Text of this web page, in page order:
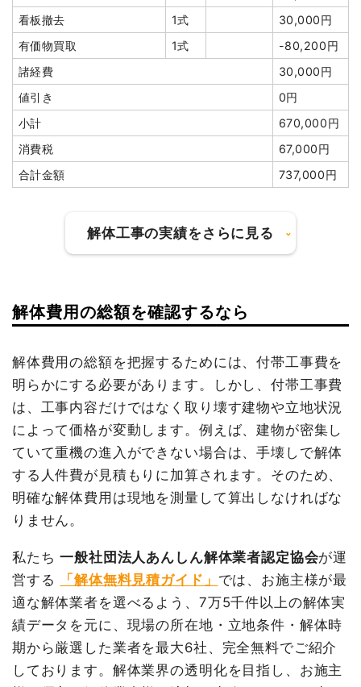
諸経費
230,000円
値引き
46,473円
小計
2,272,727
円
消費税
227,273円
合計金額
2,500,000
円
諸経費
280,000円
値引き
0円
小計
2,547,519円
消費税
254,752円
合計金額
2,802,271
円
看板撤去
1式
30,000円
有価物買取
1式
-80,200円
諸経費
30,000円
値引き
0円
小計
670,000円
消費税
67,000円
合計金額
737,000円
解体工事の実績をさらに見る
建物の種類/構造 内装解体倉庫1階建て
建物解体費用 38万円
総額 36万円
品名 数量 単価
金額
内装解体倉庫23坪1階建て
23坪 16,522円
380,000円
養生費
諸経費
0円
値引き
8,500円
小計
326,500円
消費税
33,500円
合計金額
360,000円
解体費用の総額を確認するなら
解体費用の総額を把握するためには、付帯工事費を
明らかにする必要があります。しかし、付帯工事費
は、工事内容だけではなく取り壊す建物や立地状況
によって価格が変動します。例えば、建物が密集し
ていて重機の進入ができない場合は、手壊しで解体
する人件費が見積もりに加算されます。そのため、
明確な解体費用は現地を測量して算出しなければな
りません。
私たち一般社団法人あんしん解体業者認定協会が運
営する
「解体無料見積ガイド」 では、お施主様が最
適な解体業者を選べるよう、7万5千件以上の解体実
績データを元に、現場の所在地・立地条件・解体時
期から厳選した業者を最大6社、完全無料でご紹介
しております。解体業界の透明化を目指し、お施主